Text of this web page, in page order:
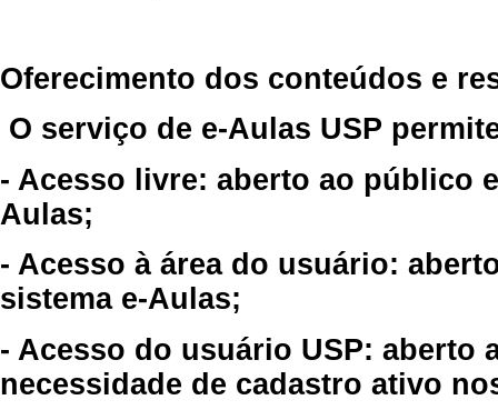
Oferecimento dos conteúdos e
O serviço de e-Aulas USP
- Acesso livre: aberto ao público
Aulas;
- Acesso à área do usuário:
sistema e-Aulas;
- Acesso do usuário USP: aberto
necessidade de cadastro ativo